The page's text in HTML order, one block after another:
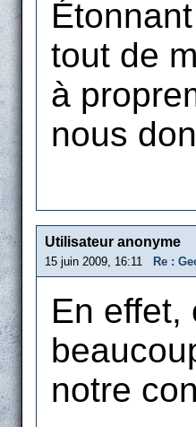
tout de
à
nous
Utilisateur anonyme
15 juin 2009, 16:11 Re :
En effet,
notre